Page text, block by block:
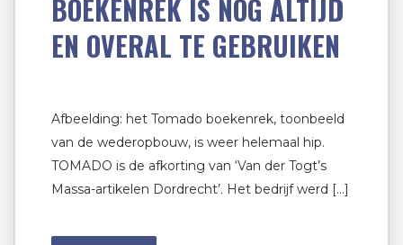
BOEKENREK IS NOG ALTIJD
EN OVERAL TE GEBRUIKEN
Afbeelding: het Tomado boekenrek, toonbeeld
van de wederopbouw, is weer helemaal hip.
TOMADO is de afkorting van ‘Van der Togt’s
Massa-artikelen Dordrecht’. Het bedrijf werd […]